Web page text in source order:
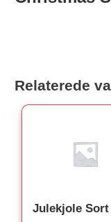
Relaterede